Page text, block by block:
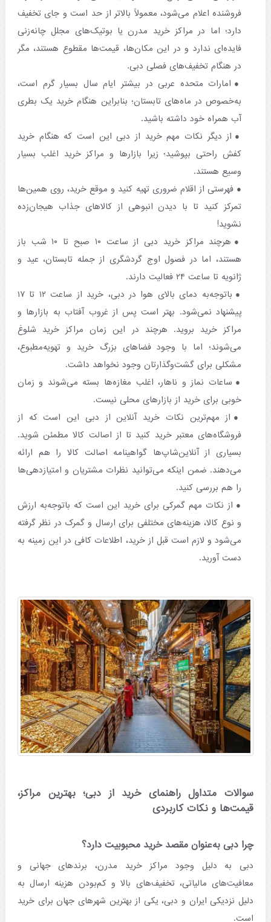
فروشنده اعلام می‌شود، معمولاً بالاتر از حد است و جای تخفیف
دارد؛ اما در مراکز خرید مدرن یا بوتیک‌های مجلل چانه‌زنی
فایده‌ای ندارد و در این مکان‌ها، قیمت‌ها مقطوع هستند، مگر
در هنگام تخفیف‌های فصلی دبی.
امارات متحده عربی در بیشتر ایام سال بسیار گرم است،
به‌خصوص در ماه‌های تابستان؛ بنابراین هنگام خرید یک بطری
آب همراه خود داشته باشید.
از دیگر نکات مهم خرید از دبی این است که هنگام خرید
کفش راحتی بپوشید؛ زیرا بازارها و مراکز خرید اغلب بسیار
وسیع هستند.
فهرستی از اقلام ضروری تهیه کنید و موقع خرید، روی همین‌ها
تمرکز کنید تا با دیدن انبوهی از کالاهای جذاب هیجان‌زده
نشوید!
هرچند مراکز خرید دبی از ساعت ۱۰ صبح تا ۱۰ شب باز
هستند، اما در فصول اوج گردشگری از جمله تابستان، عید و
ژانویه تا ساعت ۲۴ فعالیت دارند.
باتوجه‌به دمای بالای هوا در دبی، خرید از ساعت ۱۲ تا ۱۷
پیشنهاد نمی‌شود. بهتر است پس از غروب آفتاب به بازارها و
مراکز خرید بروید. هرچند در این زمان مراکز خرید شلوغ
می‌شوند؛ اما با وجود فضاهای بزرگ خرید و تهویه‌مطبوع،
مشکلی برای گشت‌وگذارتان وجود نخواهد داشت.
ساعات نماز و ناهار، اغلب مغازه‌ها بسته می‌شوند و زمان
خوبی برای خرید از بازارهای محلی نیست.
از مهم‌ترین نکات خرید آنلاین از دبی این است که از
فروشگاه‌های معتبر خرید کنید تا از اصالت کالا مطمئن شوید.
بسیاری از آنلاین‌شاپ‌ها گواهینامه اصالت کالا را هم ارائه
می‌دهند. ضمن اینکه می‌توانید نظرات مشتریان و امتیازدهی‌ها
را هم بررسی کنید.
از نکات مهم گمرکی برای خرید این است که باتوجه‌به ارزش
و نوع کالا، هزینه‌های مختلفی برای ارسال و گمرک در نظر گرفته
می‌شود و لازم است قبل از خرید، اطلاعات کافی در این زمینه به
دست آورید.
سوالات متداول راهنمای خرید از دبی؛ بهترین مراکز،
قیمت‌ها و نکات کاربردی
چرا دبی به‌عنوان مقصد خرید محبوبیت دارد؟
دبی به دلیل وجود مراکز خرید مدرن، برندهای جهانی و
معافیت‌های مالیاتی، تخفیف‌های بالا و کم‌بودن هزینه ارسال به
دلیل نزدیکی ایران و دبی، یکی از بهترین شهرهای جهان برای خرید
است.